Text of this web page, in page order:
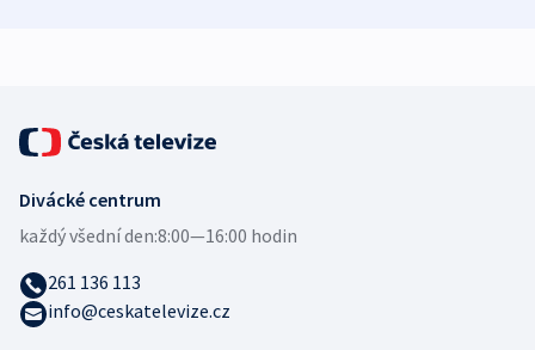
Divácké centrum
každý všední den:8:00—16:00 hodin
261 136 113
info@ceskatelevize.cz